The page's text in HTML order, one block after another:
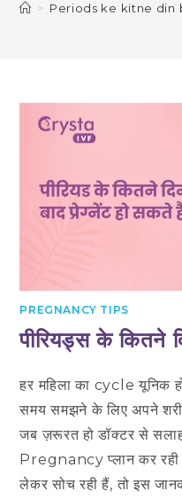
> Periods ke kitne din
PREGNANCY TIPS
पीरियड्स के कितने
हर महिला का cycle यूनिक
समय समझने के लिए अपने
जब ज़रूरत हो डॉक्टर से
Pregnancy प्लान कर
लेकर सोच रही हैं, तो इस